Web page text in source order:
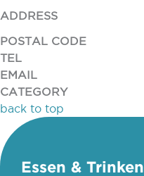
ADDRESS
POSTAL CODE
TEL
EMAIL
CATEGORY
back to top
Essen & Trinken